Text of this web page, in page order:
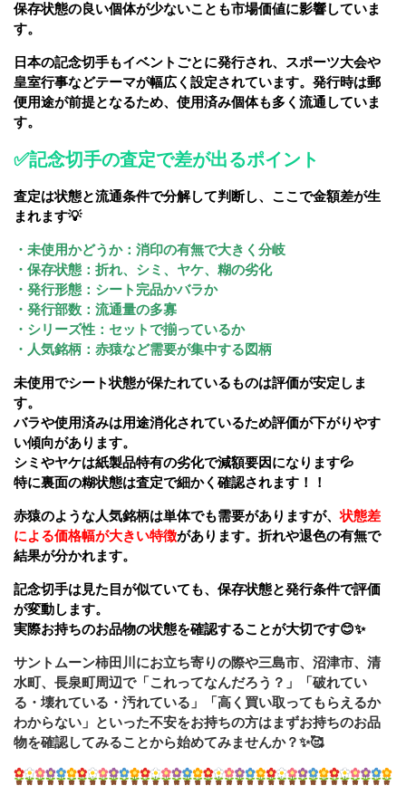
保存状態の良い個体が少ないことも市場価値に影響していま
す。
日本の記念切手もイベントごとに発行され、スポーツ大会や
皇室行事などテーマが幅広く設定されています。発行時は郵
便用途が前提となるため、使用済み個体も多く流通していま
す。
✅記念切手の査定で差が出るポイント
査定は状態と流通条件で分解して判断し、ここで金額差が生
まれます💡
・未使用かどうか：消印の有無で大きく分岐
・保存状態：折れ、シミ、ヤケ、糊の劣化
・発行形態：シート完品かバラか
・発行部数：流通量の多寡
・シリーズ性：セットで揃っているか
・人気銘柄：赤猿など需要が集中する図柄
未使用でシート状態が保たれているものは評価が安定しま
す。
バラや使用済みは用途消化されているため評価が下がりやす
い傾向があります。
シミやヤケは紙製品特有の劣化で減額要因になります💦
特に裏面の糊状態は査定で細かく確認されます！！
赤猿のような人気銘柄は単体でも需要がありますが、状態差
による価格幅が大きい特徴があります。折れや退色の有無で
結果が分かれます。
記念切手は見た目が似ていても、保存状態と発行条件で評価
が変動します。
実際お持ちのお品物の状態を確認することが大切です😊✨
サントムーン柿田川にお立ち寄りの際や三島市、沼津市、清
水町、長泉町周辺で「これってなんだろう？」「破れてい
る・壊れている・汚れている」「高く買い取ってもらえるか
わからない」といった不安をお持ちの方はまずお持ちのお品
物を確認してみることから始めてみませんか？✨🥰